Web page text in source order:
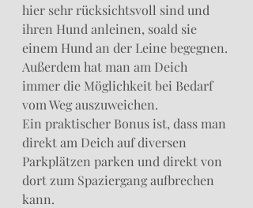
hier sehr rücksichtsvoll sind und
ihren Hund anleinen, soald sie
einem Hund an der Leine begegnen.
Außerdem hat man am Deich
immer die Möglichkeit bei Bedarf
vom Weg auszuweichen.
Ein praktischer Bonus ist, dass man
direkt am Deich auf diversen
Parkplätzen parken und direkt von
dort zum Spaziergang aufbrechen
kann.